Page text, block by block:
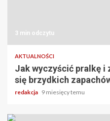
3 min odczytu
AKTUALNOŚCI
Jak wyczyścić pralkę i
się brzydkich
redakcja 9 miesięcy temu